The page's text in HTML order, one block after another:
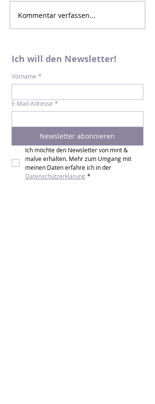
Kommentar verfassen...
Ich will den Newsletter!
Vorname *
E-Mail-Adresse *
Newsletter abonnieren
Ich möchte den Newsletter von mint &
malve erhalten. Mehr zum Umgang mit
Datenschutzerklärung *